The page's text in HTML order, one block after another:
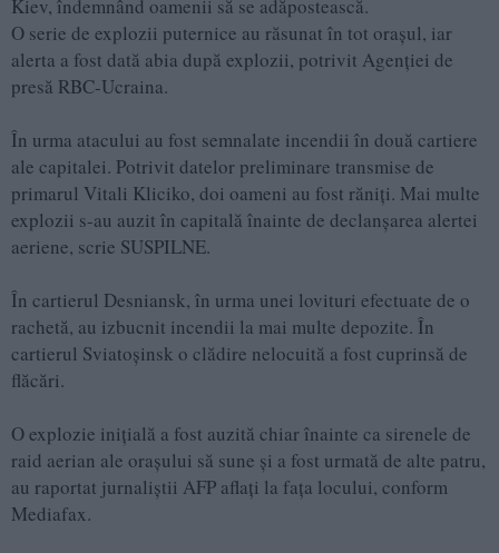
Kiev, îndemnând oamenii să se adăpostească.
O serie de explozii puternice au răsunat în tot orașul, iar
alerta a fost dată abia după explozii, potrivit Agenţiei de
presă RBC-Ucraina.
În urma atacului au fost semnalate incendii în două cartiere
ale capitalei. Potrivit datelor preliminare transmise de
primarul Vitali Kliciko, doi oameni au fost răniți. Mai multe
explozii s-au auzit în capitală înainte de declanșarea alertei
aeriene, scrie SUSPILNE.
În cartierul Desniansk, în urma unei lovituri efectuate de o
rachetă, au izbucnit incendii la mai multe depozite. În
cartierul Sviatoșinsk o clădire nelocuită a fost cuprinsă de
flăcări.
O explozie inițială a fost auzită chiar înainte ca sirenele de
raid aerian ale orașului să sune și a fost urmată de alte patru,
au raportat jurnaliștii AFP aflați la fața locului, conform
Mediafax.